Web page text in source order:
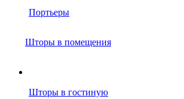
Портьеры
Шторы в помещения
Шторы в гостиную